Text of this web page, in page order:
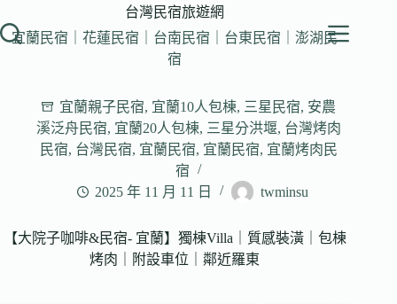
至
台灣民宿旅遊網
宜蘭民宿｜花蓮民宿｜台南民宿｜台東民宿｜澎湖民
宿
宜蘭親子民宿, 宜蘭10人包棟, 三星民宿, 安農
溪泛舟民宿, 宜蘭20人包棟, 三星分洪堰, 台灣烤肉
民宿, 台灣民宿, 宜蘭民宿, 宜蘭民宿, 宜蘭烤肉民
宿
2025 年 11 月 11 日
twminsu
【大院子咖啡&民宿- 宜蘭】獨棟Villa｜質感裝潢｜包棟
烤肉｜附設車位｜鄰近羅東